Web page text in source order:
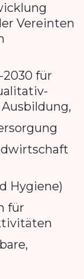
Vereinten
2030 für
Hygiene)
für